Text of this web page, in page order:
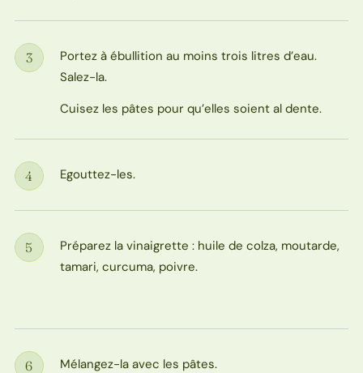
Étape
3
Portez à ébullition au moins trois litres d’eau.
Salez-la.
Cuisez les pâtes pour qu’elles soient al dente.
Étape
4 Egouttez-les.
Étape
5
Préparez la vinaigrette : huile de colza, moutarde,
tamari, curcuma, poivre.
6 Mélangez-la avec les pâtes.